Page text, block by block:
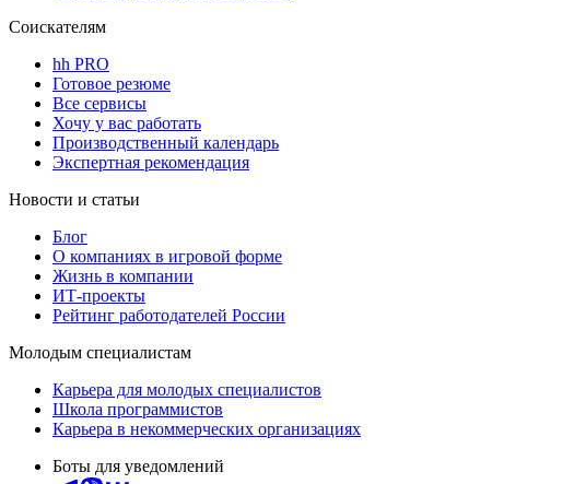
Соискателям
hh PRO
Готовое резюме
Все сервисы
Хочу у вас работать
Производственный календарь
Экспертная рекомендация
Новости и статьи
Блог
О компаниях в игровой форме
Жизнь в компании
ИТ-проекты
Рейтинг работодателей России
Молодым специалистам
Карьера для молодых специалистов
Школа программистов
Карьера в некоммерческих организациях
Боты для уведомлений